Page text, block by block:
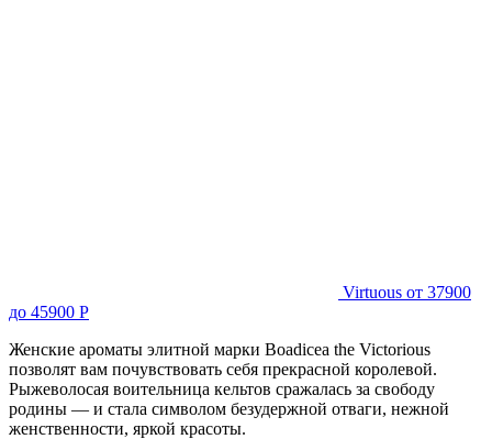
Virtuous от 37900
до 45900 Р
Женские ароматы элитной марки Boadicea the Victorious
позволят вам почувствовать себя прекрасной королевой.
Рыжеволосая воительница кельтов сражалась за свободу
родины — и стала символом безудержной отваги, нежной
женственности, яркой красоты.